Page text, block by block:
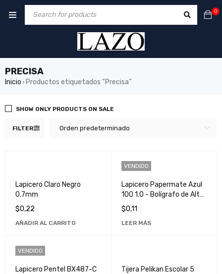
0
PRECISA
Inicio › Productos etiquetados “Precisa”
FILTER Orden predeterminado
SHOW ONLY PRODUCTS ON SALE
Lapicero Claro Negro
0.7mm
$0,22
AÑADIR AL CARRITO
VENDIDO
Lapicero Papermate Azul
100 1.0 - Bolígrafo de Alta
Calidad para Escritura
Suave y Precisa
$0,11
LEER MÁS
VENDIDO
Lapicero Pentel BX487-C
Tijera Pelikan Escolar 5